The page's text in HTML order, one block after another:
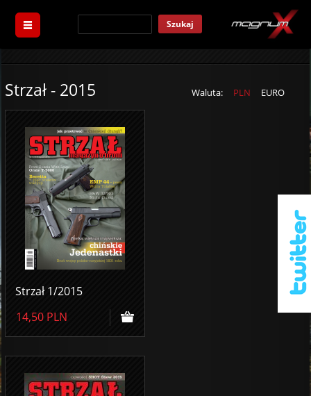
Szukaj
Waluta: PLN EURO
Strzał - 2015
Strzał 1/2015
14,50 PLN